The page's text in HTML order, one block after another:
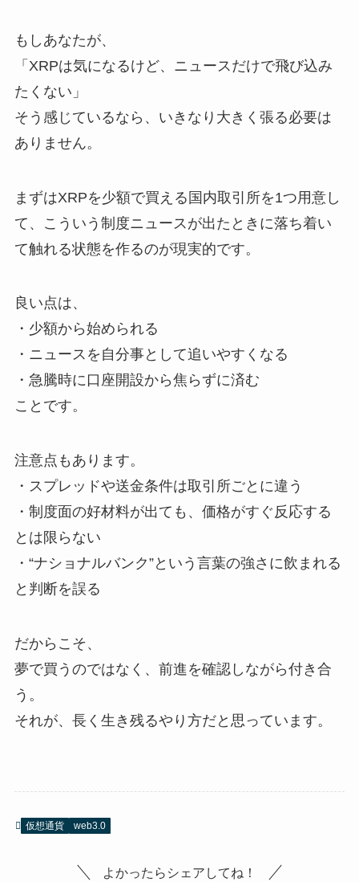
もしあなたが、
「XRPは気になるけど、ニュースだけで飛び込み
たくない」
そう感じているなら、いきなり大きく張る必要は
ありません。
まずはXRPを少額で買える国内取引所を1つ用意し
て、こういう制度ニュースが出たときに落ち着い
て触れる状態を作るのが現実的です。
良い点は、
・少額から始められる
・ニュースを自分事として追いやすくなる
・急騰時に口座開設から焦らずに済む
ことです。
注意点もあります。
・スプレッドや送金条件は取引所ごとに違う
・制度面の好材料が出ても、価格がすぐ反応する
とは限らない
・“ナショナルバンク”という言葉の強さに飲まれる
と判断を誤る
だからこそ、
夢で買うのではなく、前進を確認しながら付き合
う。
それが、長く生き残るやり方だと思っています。
仮想通貨 web3.0
よかったらシェアしてね！